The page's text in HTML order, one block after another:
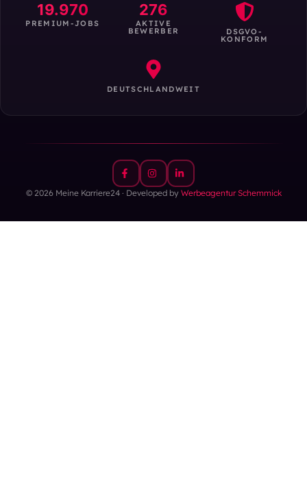
19.970
PREMIUM-JOBS
276
AKTIVE
BEWERBER DSGVO-
KONFORM
DEUTSCHLANDWEIT
© 2026 Meine Karriere24 · Developed by Werbeagentur Schemmick